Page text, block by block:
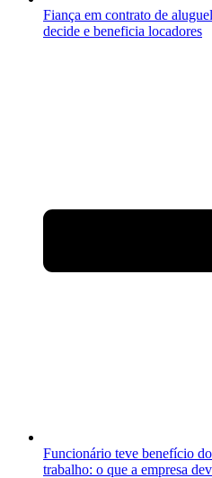
Fiança em contrato de
decide e beneficia locadores
Funcionário teve benefício
trabalho: o que a empresa